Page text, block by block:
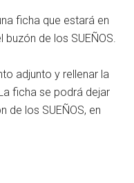
ficha que estará en
de los SUEÑOS.
adjunto y rellenar la
ficha se podrá dejar
de los SUEÑOS, en